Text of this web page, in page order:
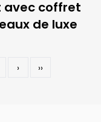
avec coffret
de luxe
› ››